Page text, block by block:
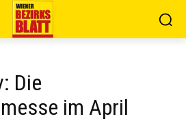
Die
im April